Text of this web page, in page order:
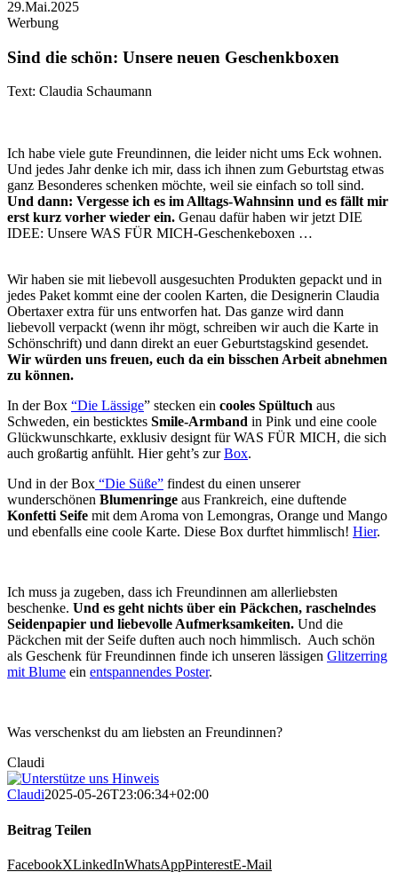
29.Mai.2025
Werbung
Sind die schön: Unsere neuen Geschenkboxen
Text: Claudia Schaumann
Ich habe viele gute Freundinnen, die leider nicht ums Eck wohnen.
Und jedes Jahr denke ich mir, dass ich ihnen zum Geburtstag etwas
ganz Besonderes schenken möchte, weil sie einfach so toll sind.
Und dann: Vergesse ich es im Alltags-Wahnsinn und es fällt mir
erst kurz vorher wieder ein. Genau dafür haben wir jetzt DIE
IDEE: Unsere WAS FÜR MICH-Geschenkeboxen …
Wir haben sie mit liebevoll ausgesuchten Produkten gepackt und in
jedes Paket kommt eine der coolen Karten, die Designerin Claudia
Obertaxer extra für uns entworfen hat. Das ganze wird dann
liebevoll verpackt (wenn ihr mögt, schreiben wir auch die Karte in
Schönschrift) und dann direkt an euer Geburtstagskind gesendet.
Wir würden uns freuen, euch da ein bisschen Arbeit abnehmen
zu können.
In der Box “Die Lässige” stecken ein cooles Spültuch aus
Schweden, ein besticktes Smile-Armband in Pink und eine coole
Glückwunschkarte, exklusiv designt für WAS FÜR MICH, die sich
auch großartig anfühlt. Hier geht’s zurBox.
Und in der Box “Die Süße” findest du einen unserer
wunderschönen Blumenringe aus Frankreich, eine duftende
Konfetti Seife mit dem Aroma von Lemongras, Orange und Mango
und ebenfalls eine coole Karte. Diese Box durftet himmlisch! Hier.
Ich muss ja zugeben, dass ich Freundinnen am allerliebsten
beschenke. Und es geht nichts über ein Päckchen, raschelndes
Seidenpapier und liebevolle Aufmerksamkeiten. Und die
Päckchen mit der Seife duften auch noch himmlisch. Auch schön
als Geschenk für Freundinnen finde ich unseren lässigen Glitzerring
mit Blume ein entspannendes Poster.
Was verschenkst du am liebsten an Freundinnen?
Claudi
Claudi2025-05-26T23:06:34+02:00
Beitrag Teilen
FacebookXLinkedInWhatsAppPinterestE-Mail